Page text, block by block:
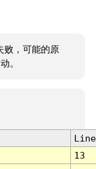
败，可能的原
。
Line
13